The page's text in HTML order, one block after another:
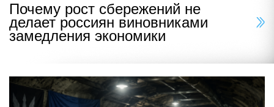
Почему рост сбережений не
делает россиян виновниками
замедления экономики